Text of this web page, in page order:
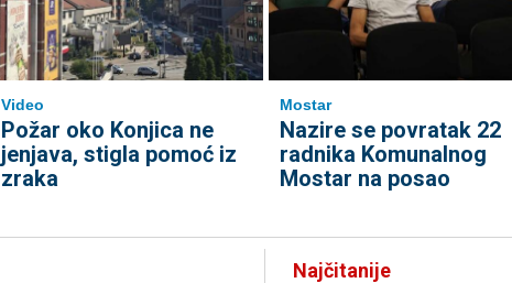
Video
Požar oko Konjica ne
jenjava, stigla pomoć iz
zraka
Mostar
Nazire se povratak 22
radnika Komunalnog
Mostar na posao
Najčitanije